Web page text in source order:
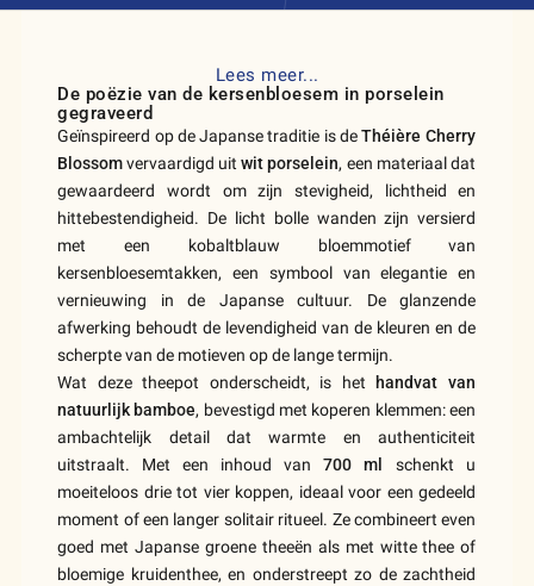
Lees meer...
De poëzie van de kersenbloesem in porselein
gegraveerd
Geïnspireerd op de Japanse traditie is deThéière Cherry
Blossomvervaardigd uitwit porselein, een materiaal dat
gewaardeerd wordt om zijn stevigheid, lichtheid en
hittebestendigheid. De licht bolle wanden zijn versierd
met een kobaltblauw bloemmotief van
kersenbloesemtakken, een symbool van elegantie en
vernieuwing in de Japanse cultuur. De glanzende
afwerking behoudt de levendigheid van de kleuren en de
scherpte van de motieven op de lange termijn.
Wat deze theepot onderscheidt, is het
handvat van
natuurlijk bamboe, bevestigd met koperen klemmen: een
ambachtelijk detail dat warmte en authenticiteit
uitstraalt. Met een inhoud van700 ml
schenkt u
moeiteloos drie tot vier koppen, ideaal voor een gedeeld
moment of een langer solitair ritueel. Ze combineert even
goed met Japanse groene theeën als met witte thee of
bloemige kruidenthee, en onderstreept zo de zachtheid